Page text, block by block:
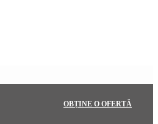
OBȚINE O OFERTĂ